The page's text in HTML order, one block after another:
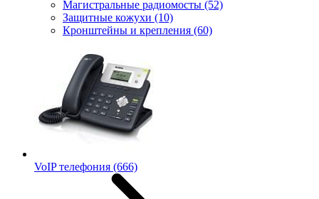
Магистральные радиомосты (52)
Защитные кожухи (10)
Кронштейны и крепления (60)
VoIP телефония (666)